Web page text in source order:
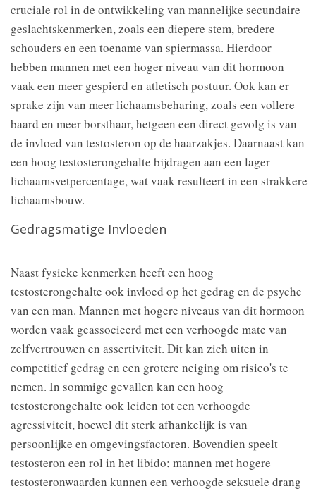
cruciale rol in de ontwikkeling van mannelijke secundaire
geslachtskenmerken, zoals een diepere stem, bredere
schouders en een toename van spiermassa. Hierdoor
hebben mannen met een hoger niveau van dit hormoon
vaak een meer gespierd en atletisch postuur. Ook kan er
sprake zijn van meer lichaamsbeharing, zoals een vollere
baard en meer borsthaar, hetgeen een direct gevolg is van
de invloed van testosteron op de haarzakjes. Daarnaast kan
een hoog testosterongehalte bijdragen aan een lager
lichaamsvetpercentage, wat vaak resulteert in een strakkere
lichaamsbouw.
Gedragsmatige Invloeden
Naast fysieke kenmerken heeft een hoog
testosterongehalte ook invloed op het gedrag en de psyche
van een man. Mannen met hogere niveaus van dit hormoon
worden vaak geassocieerd met een verhoogde mate van
zelfvertrouwen en assertiviteit. Dit kan zich uiten in
competitief gedrag en een grotere neiging om risico's te
nemen. In sommige gevallen kan een hoog
testosterongehalte ook leiden tot een verhoogde
agressiviteit, hoewel dit sterk afhankelijk is van
persoonlijke en omgevingsfactoren. Bovendien speelt
testosteron een rol in het libido; mannen met hogere
testosteronwaarden kunnen een verhoogde seksuele drang